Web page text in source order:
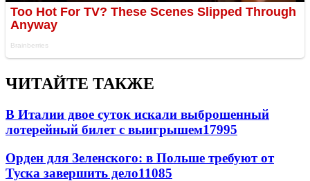
ЧИТАЙТЕ ТАКЖЕ
В Италии двое суток искали выброшенный
лотерейный билет с выигрышем17995
Орден для Зеленского: в Польше требуют от
Туска завершить дело11085